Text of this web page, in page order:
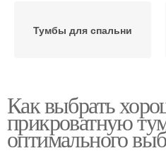
Тумбы для спальни
Прикроватные
тумбочки
Как выбрать
прикроватную
оптимального